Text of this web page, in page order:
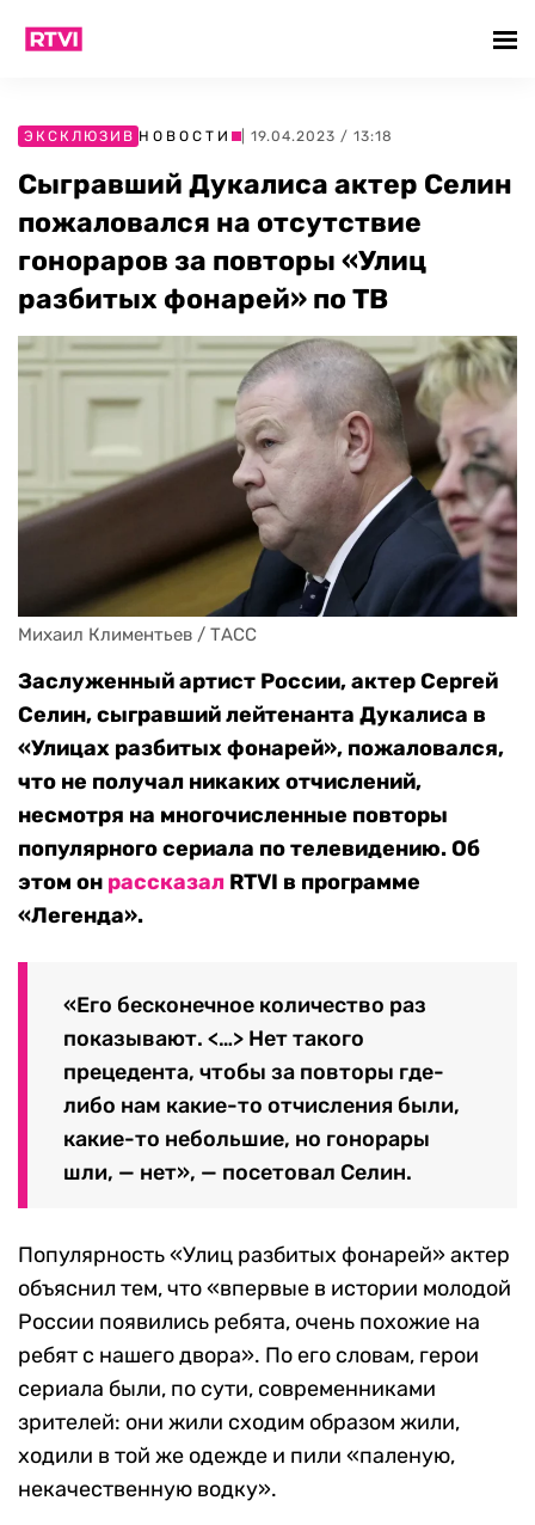
ЭКСКЛЮЗИВ НОВОСТИ | 19.04.2023 / 13:18
Сыгравший Дукалиса актер Селин
пожаловался на отсутствие
гонораров за повторы «Улиц
разбитых фонарей» по ТВ
Михаил Климентьев / ТАСС
Заслуженный артист России, актер Сергей
Селин, сыгравший лейтенанта Дукалиса в
«Улицах разбитых фонарей», пожаловался,
что не получал никаких отчислений,
несмотря на многочисленные повторы
популярного сериала по телевидению. Об
этом он рассказал RTVI в программе
«Легенда».
«Его бесконечное количество раз
показывают. <…> Нет такого
прецедента, чтобы за повторы где-
либо нам какие-то отчисления были,
какие-то небольшие, но гонорары
шли, — нет», — посетовал Селин.
Популярность «Улиц разбитых фонарей» актер
объяснил тем, что «впервые в истории молодой
России появились ребята, очень похожие на
ребят с нашего двора». По его словам, герои
сериала были, по сути, современниками
зрителей: они жили сходим образом жили,
ходили в той же одежде и пили «паленую,
некачественную водку».